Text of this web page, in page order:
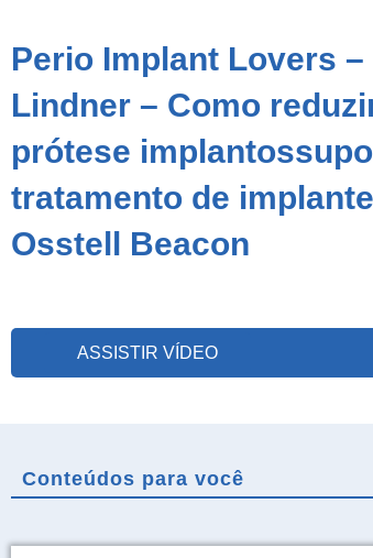
Perio Implant Lovers –
Lindner – Como
prótese
tratamento de
Osstell Beacon
ASSISTIR VÍDEO
Conteúdos para você